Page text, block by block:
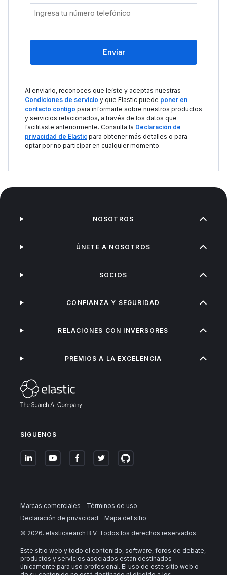
Enviar
Al enviarlo, reconoces que leíste y aceptas nuestras
Condiciones de servicio y que Elastic puede poner en
contacto contigo para informarte sobre nuestros productos
y servicios relacionados, a través de los datos que
facilitaste anteriormente. Consulta la Declaración de
privacidad de Elastic para obtener más detalles o para
optar por no participar en cualquier momento.
SÍGUENOS
NOSOTROS
ÚNETE A NOSOTROS
SOCIOS
CONFIANZA Y SEGURIDAD
RELACIONES CON INVERSORES
PREMIOS A LA EXCELENCIA
Marcas comerciales
Términos de uso
Declaración de privacidad
Mapa del sitio
© 2026. elasticsearch B.V. Todos los derechos reservados
Este sitio web y todo el contenido, software, foros de debate,
productos y servicios asociados están destinados
únicamente para uso profesional. El uso de este sitio web o